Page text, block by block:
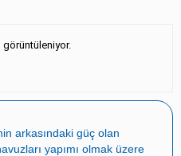
görüntüleniyor.
arkasındaki güç olan
yapımı olmak üzere